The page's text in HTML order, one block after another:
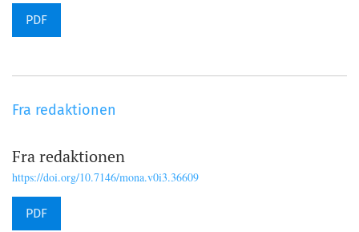
PDF
Fra redaktionen
Fra redaktionen
https://doi.org/10.7146/mona.v0i3.36609
PDF